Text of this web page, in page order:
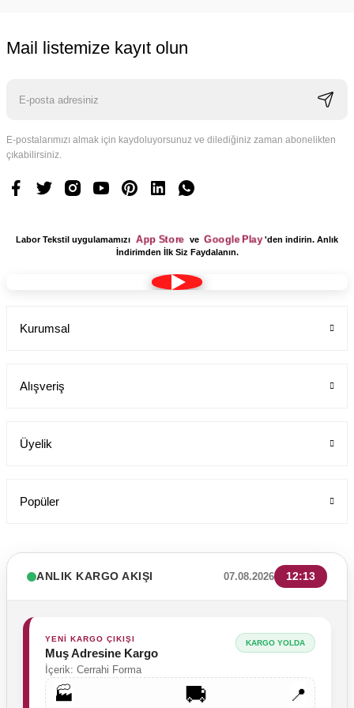
Cerrahi bone teknisyen desenli kadın erkek
99,00 TL
Likrali Pamuklu Kadın Tek Üst Rg03 Pati Dünyası Cerrahi Forma
Mail listemize kayıt olun
E-postalarımızı almak için kaydoluyorsunuz ve dilediğiniz zaman abonelikten
çıkabilirsiniz.
Labor Tekstil uygulamamızı App Store ve Google Play'den indirin. Anlık
İndirimden İlk Siz Faydalanın.
Kurumsal
Alışveriş
Üyelik
Popüler
ANLIK KARGO AKIŞI 07.08.2026 12:13
YENİ KARGO ÇIKIŞI
Muş Adresine Kargo
İçerik: Cerrahi Forma
KARGO YOLDA
🏭 🚚 📍